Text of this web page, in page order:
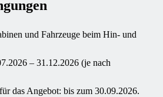
und Fahrzeuge beim Hin- und
– 31.12.2026 (je nach
das Angebot: bis zum 30.09.2026.